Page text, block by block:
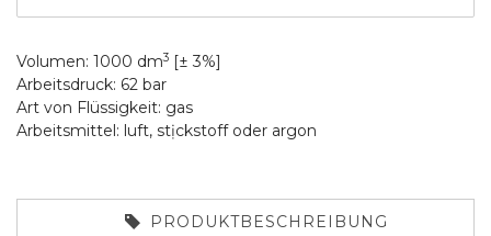
Volumen: 1000 dm3 [± 3%]
Arbeitsdruck: 62 bar
Art von Flüssigkeit: gas
Arbeitsmittel: luft, stịckstoff oder argon
PRODUKTBESCHREIBUNG